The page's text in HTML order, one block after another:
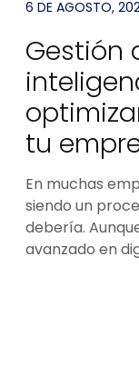
6 DE AGOSTO,
Gestión
tu
En muchas
siendo un
debería.
avanzado en